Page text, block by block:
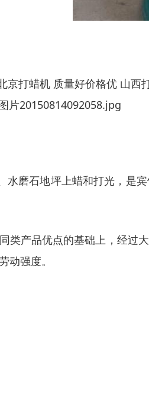
京打蜡机 质量好价格优 山西
水磨石地坪上蜡和打光，是
类产品优点的基础上，经过
动强度。